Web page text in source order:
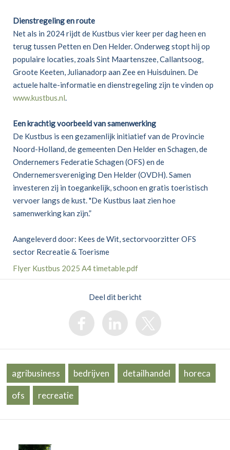
Dienstregeling en route
Net als in 2024 rijdt de Kustbus vier keer per dag heen en
terug tussen Petten en Den Helder. Onderweg stopt hij op
populaire locaties, zoals Sint Maartenszee, Callantsoog,
Groote Keeten, Julianadorp aan Zee en Huisduinen. De
actuele halte-informatie en dienstregeling zijn te vinden op
www.kustbus.nl
Een krachtig voorbeeld van samenwerking
De Kustbus is een gezamenlijk initiatief van de Provincie
Noord-Holland, de gemeenten Den Helder en Schagen, de
Ondernemers Federatie Schagen (OFS) en de
Ondernemersvereniging Den Helder (OVDH). Samen
investeren zij in toegankelijk, schoon en gratis toeristisch
vervoer langs de kust. "De Kustbus laat zien hoe
samenwerking kan zijn.”
Aangeleverd door: Kees de Wit, sectorvoorzitter OFS
sector Recreatie & Toerisme
Flyer Kustbus 2025 A4 timetable.pdf
Deel dit bericht
agribusiness bedrijven detailhandel horeca
ofs recreatie